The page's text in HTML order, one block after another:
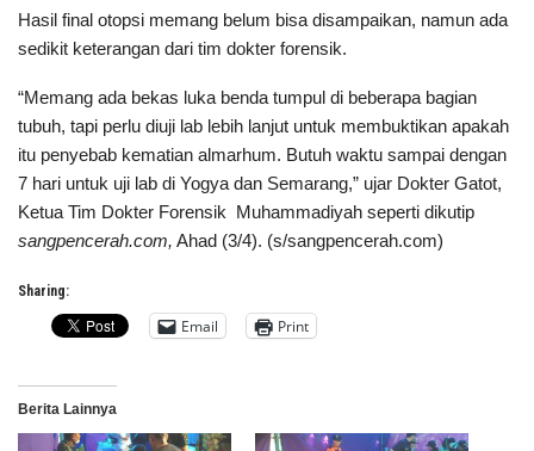
Hasil final otopsi memang belum bisa disampaikan, namun ada
sedikit keterangan dari tim dokter forensik.
“Memang ada bekas luka benda tumpul di beberapa bagian
tubuh, tapi perlu diuji lab lebih lanjut untuk membuktikan apakah
itu penyebab kematian almarhum. Butuh waktu sampai dengan
7 hari untuk uji lab di Yogya dan Semarang,” ujar Dokter Gatot,
Ketua Tim Dokter Forensik Muhammadiyah seperti dikutip
sangpencerah.com, Ahad (3/4). (s/sangpencerah.com)
Sharing:
Email Print
Berita Lainnya